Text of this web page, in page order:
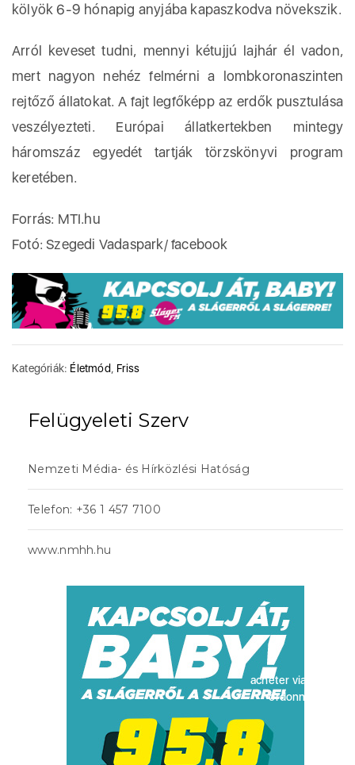
kölyök 6-9 hónapig anyjába kapaszkodva növekszik.
Arról keveset tudni, mennyi kétujjú lajhár él vadon,
mert nagyon nehéz felmérni a lombkoronaszinten
rejtőző állatokat. A fajt legfőképp az erdők pusztulása
veszélyezteti. Európai állatkertekben mintegy
háromszáz egyedét tartják törzskönyvi program
keretében.
Forrás: MTI.hu
Fotó: Szegedi Vadaspark/ facebook
Kategóriák: Életmód Friss
Felügyeleti Szerv
Nemzeti Média- és Hírközlési Hatóság
Telefon: +36 1 457 7100
www.nmhh.hu
acheter viagra sans
ordonnance